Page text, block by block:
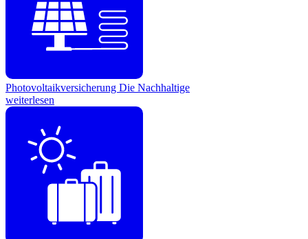
Photovoltaikversicherung Die Nachhaltige
weiterlesen